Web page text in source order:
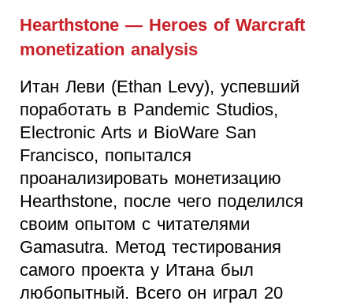
Hearthstone — Heroes of Warcraft
monetization analysis
Итан Леви (Ethan Levy), успевший
поработать в Pandemic Studios,
Electronic Arts и BioWare San
Francisco, попытался
проанализировать монетизацию
Hearthstone, после чего поделился
своим опытом с читателями
Gamasutra. Метод тестирования
самого проекта у Итана был
любопытный. Всего он играл 20